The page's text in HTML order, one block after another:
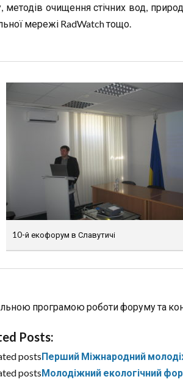
методів очищення стічних вод,
мережі RadWatch тощо.
10-й екофорум в Славутичі
програмою роботи форуму та
Posts:
postsПерший Міжнародний
postsМолодіжний екологічний